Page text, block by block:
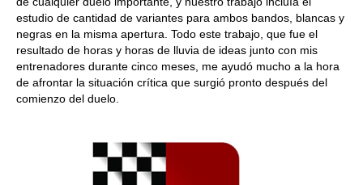
estudio de cantidad de variantes para ambos bandos, blancas y
negras en la misma apertura. Todo este trabajo, que fue el
resultado de horas y horas de lluvia de ideas junto con mis
entrenadores durante cinco meses, me ayudó mucho a la hora
de afrontar la situación crítica que surgió pronto después del
comienzo del duelo.